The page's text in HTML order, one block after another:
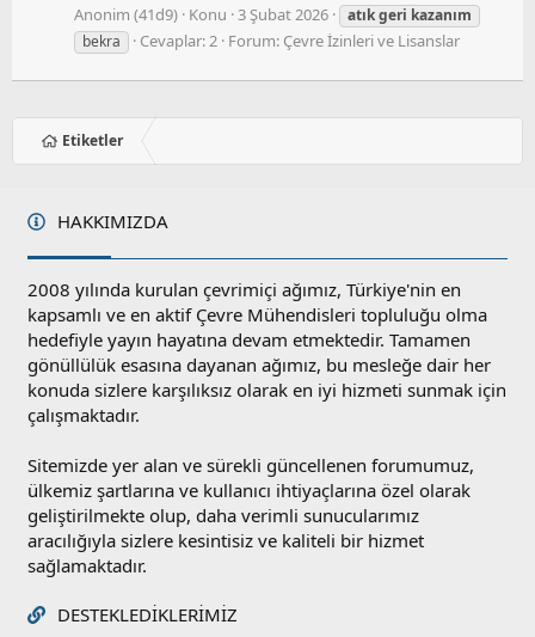
Anonim (41d9) Konu 3 Şubat 2026 atıkgeri kazanım
bekra
Cevaplar: 2 Forum: Çevre İzinleri ve Lisanslar
Etiketler
HAKKIMIZDA
2008 yılında kurulan çevrimiçi ağımız, Türkiye'nin en
kapsamlı ve en aktif Çevre Mühendisleri topluluğu olma
hedefiyle yayın hayatına devam etmektedir. Tamamen
gönüllülük esasına dayanan ağımız, bu mesleğe dair her
konuda sizlere karşılıksız olarak en iyi hizmeti sunmak için
çalışmaktadır.
Sitemizde yer alan ve sürekli güncellenen forumumuz,
ülkemiz şartlarına ve kullanıcı ihtiyaçlarına özel olarak
geliştirilmekte olup, daha verimli sunucularımız
aracılığıyla sizlere kesintisiz ve kaliteli bir hizmet
sağlamaktadır.
DESTEKLEDIKLERIMIZ